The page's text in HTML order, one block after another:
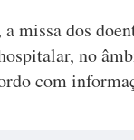
missa dos
no
com